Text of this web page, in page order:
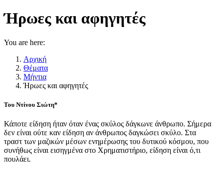
Ήρωες και αφηγητές
You are here:
Αρχική
Θέματα
Μήντια
Ήρωες και αφηγητές
Του Ντίνου Σιώτη*
Κάποτε είδηση ήταν όταν ένας σκύλος δάγκωνε άνθρωπο. Σήμερα
δεν είναι ούτε καν είδηση αν άνθρωπος δαγκώσει σκύλο. Στα
τραστ των μαζικών μέσων ενημέρωσης του δυτικού κόσμου, που
συνήθως είναι εισηγμένα στο Χρηματιστήριο, είδηση είναι ό,τι
πουλάει.